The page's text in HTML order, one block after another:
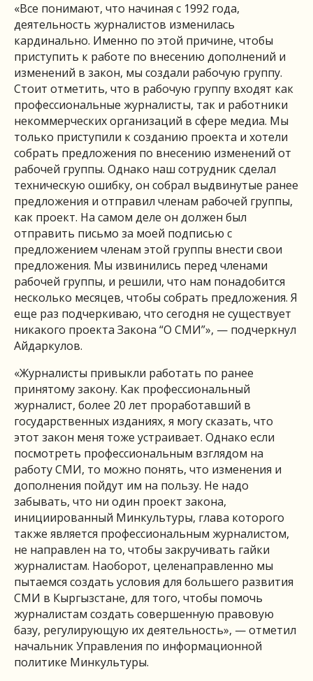
«Все понимают, что начиная с 1992 года,
деятельность журналистов изменилась
кардинально. Именно по этой причине, чтобы
приступить к работе по внесению дополнений и
изменений в закон, мы создали рабочую группу.
Стоит отметить, что в рабочую группу входят как
профессиональные журналисты, так и работники
некоммерческих организаций в сфере медиа. Мы
только приступили к созданию проекта и хотели
собрать предложения по внесению изменений от
рабочей группы. Однако наш сотрудник сделал
техническую ошибку, он собрал выдвинутые ранее
предложения и отправил членам рабочей группы,
как проект. На самом деле он должен был
отправить письмо за моей подписью с
предложением членам этой группы внести свои
предложения. Мы извинились перед членами
рабочей группы, и решили, что нам понадобится
несколько месяцев, чтобы собрать предложения. Я
еще раз подчеркиваю, что сегодня не существует
никакого проекта Закона “О СМИ”», — подчеркнул
Айдаркулов.
«Журналисты привыкли работать по ранее
принятому закону. Как профессиональный
журналист, более 20 лет проработавший в
государственных изданиях, я могу сказать, что
этот закон меня тоже устраивает. Однако если
посмотреть профессиональным взглядом на
работу СМИ, то можно понять, что изменения и
дополнения пойдут им на пользу. Не надо
забывать, что ни один проект закона,
инициированный Минкультуры, глава которого
также является профессиональным журналистом,
не направлен на то, чтобы закручивать гайки
журналистам. Наоборот, целенаправленно мы
пытаемся создать условия для большего развития
СМИ в Кыргызстане, для того, чтобы помочь
журналистам создать совершенную правовую
базу, регулирующую их деятельность», — отметил
начальник Управления по информационной
политике Минкультуры.